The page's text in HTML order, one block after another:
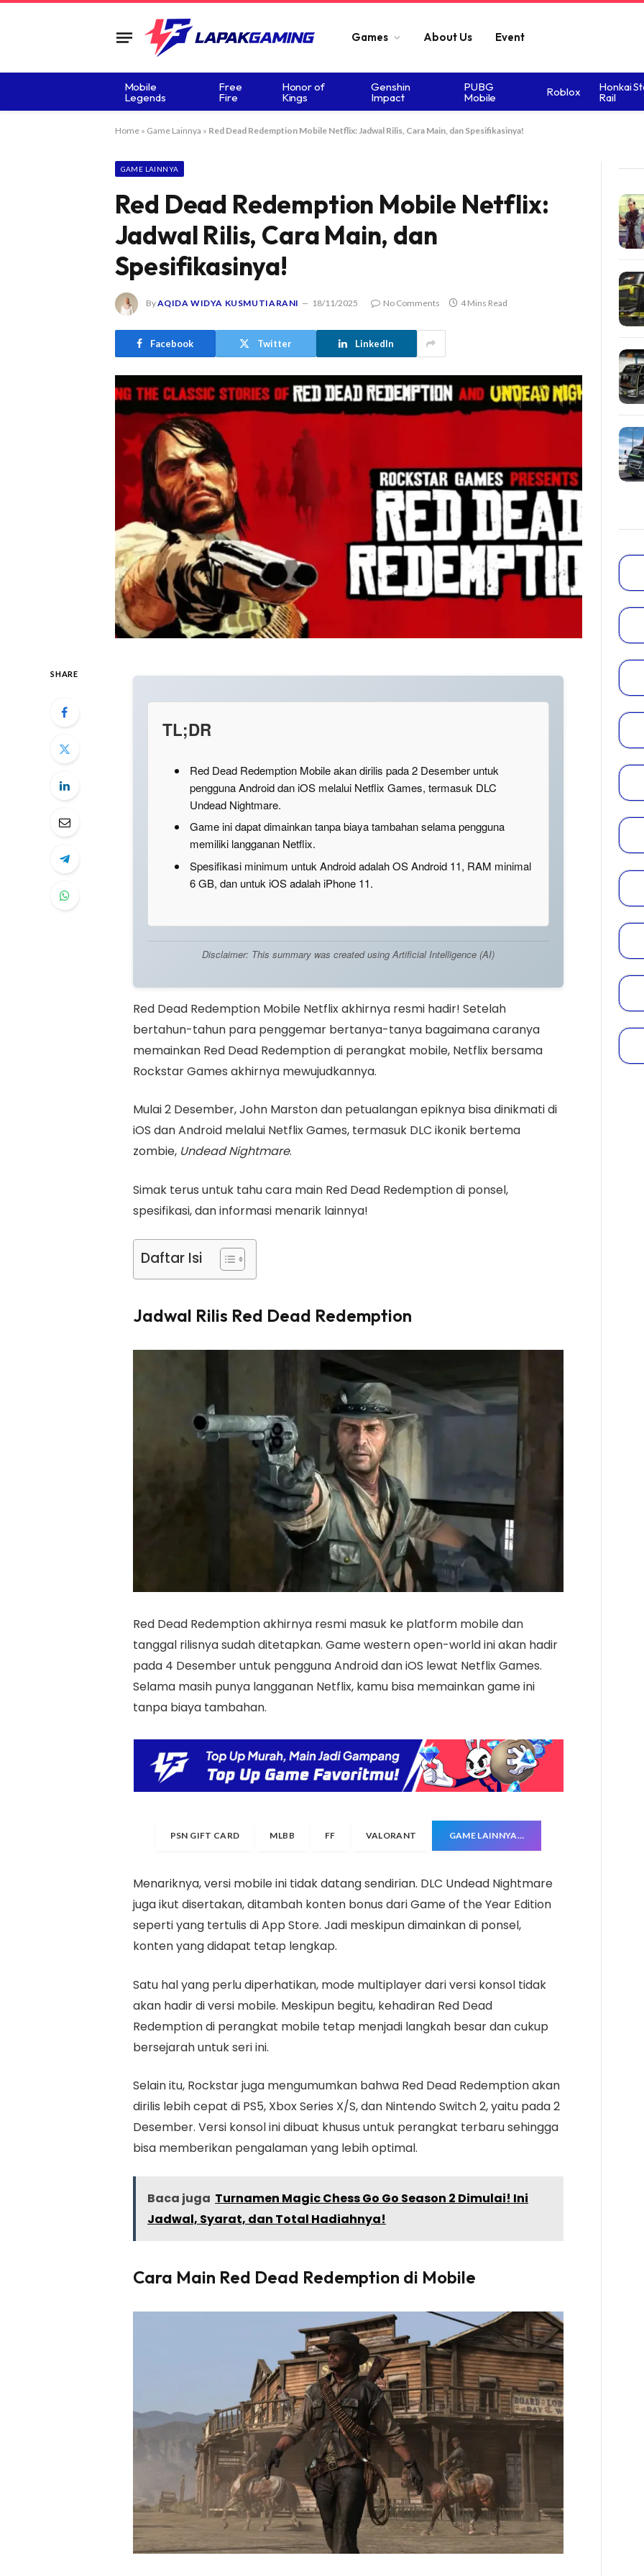
Games About Us Event
Mobile
Legends
Free
Fire
Honor of
Kings
Genshin
Impact
PUBG
Mobile Roblox Honkai
Rail
Home» Game Lainnya » Red Dead Redemption Mobile Netflix: Jadwal Rilis, Cara Main, dan Spesifikasinya!
GAME LAINNYA
Red Dead Redemption Mobile Netflix:
Jadwal Rilis, Cara Main, dan
Spesifikasinya!
ByAQIDA WIDYA KUSMUTIARANI 18/11/2025 No Comments 4 Mins Read
Facebook Twitter LinkedIn
SHARE
TL;DR
Red Dead Redemption Mobile akan dirilis pada 2 Desember untuk
pengguna Android dan iOS melalui Netflix Games, termasuk DLC
Undead Nightmare.
Game ini dapat dimainkan tanpa biaya tambahan selama pengguna
memiliki langganan Netflix.
Spesifikasi minimum untuk Android adalah OS Android 11, RAM minimal
6 GB, dan untuk iOS adalah iPhone 11.
Disclaimer: This summary was created using Artificial Intelligence (AI)
Red Dead Redemption Mobile Netflix akhirnya resmi hadir! Setelah
bertahun-tahun para penggemar bertanya-tanya bagaimana caranya
memainkan Red Dead Redemption di perangkat mobile, Netflix bersama
Rockstar Games akhirnya mewujudkannya.
Mulai 2 Desember, John Marston dan petualangan epiknya bisa dinikmati di
iOS dan Android melalui Netflix Games, termasuk DLC ikonik bertema
zombie, Undead Nightmare.
Simak terus untuk tahu cara main Red Dead Redemption di ponsel,
spesifikasi, dan informasi menarik lainnya!
Daftar Isi
Jadwal Rilis Red Dead Redemption
Red Dead Redemption akhirnya resmi masuk ke platform mobile dan
tanggal rilisnya sudah ditetapkan. Game western open-world ini akan hadir
pada 4 Desember untuk pengguna Android dan iOS lewat Netflix Games.
Selama masih punya langganan Netflix, kamu bisa memainkan game ini
tanpa biaya tambahan.
PSN GIFT CARD MLBB FF VALORANT GAME LAINNYA…
Menariknya, versi mobile ini tidak datang sendirian. DLC Undead Nightmare
juga ikut disertakan, ditambah konten bonus dari Game of the Year Edition
seperti yang tertulis di App Store. Jadi meskipun dimainkan di ponsel,
konten yang didapat tetap lengkap.
Satu hal yang perlu diperhatikan, mode multiplayer dari versi konsol tidak
akan hadir di versi mobile. Meskipun begitu, kehadiran Red Dead
Redemption di perangkat mobile tetap menjadi langkah besar dan cukup
bersejarah untuk seri ini.
Selain itu, Rockstar juga mengumumkan bahwa Red Dead Redemption akan
dirilis lebih cepat di PS5, Xbox Series X/S, dan Nintendo Switch 2, yaitu pada 2
Desember. Versi konsol ini dibuat khusus untuk perangkat terbaru sehingga
bisa memberikan pengalaman yang lebih optimal.
Baca juga Turnamen Magic Chess Go Go Season 2 Dimulai! Ini
Jadwal, Syarat, dan Total Hadiahnya!
Cara Main Red Dead Redemption di Mobile